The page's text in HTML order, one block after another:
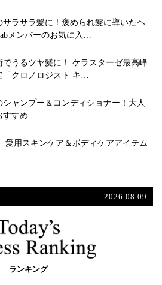
サラサラ髪に！褒められ髪に導いたヘ
メンバーのお気に入…
でうるツヤ髪に！ ケラスターゼ最高峰
「クロノロジスト キ…
シャンプー＆コンディショナー！大人
すすめ
愛用スキンケア＆ボディケアアイテム
2026.08.09
ランキング